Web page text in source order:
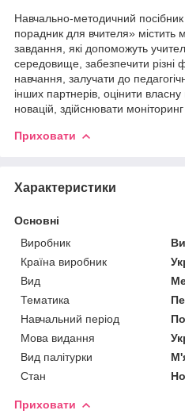
Навчально-методичний
порадник для вчителя» містить
завдання, які допоможуть
середовище, забезпечити різні
навчання, залучати до
інших партнерів, оцінити власну
новацій, здійснювати моніторинг
Приховати
Характеристики
Основні
Виробник
Країна виробник
Вид
Тематика
Навчальний період
Мова видання
Вид палітурки
Стан
Приховати